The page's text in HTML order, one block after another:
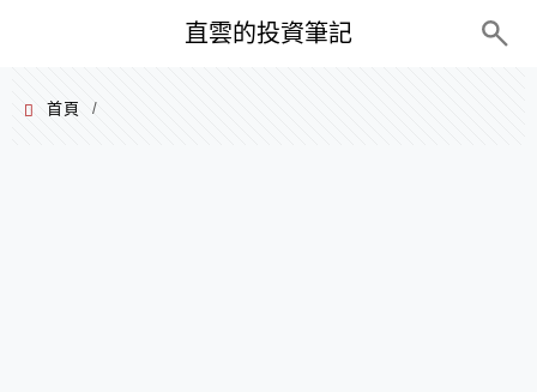
直雲的投資筆記
首頁 /